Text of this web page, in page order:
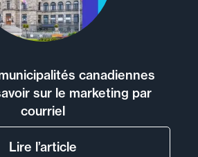
canadiennes
sur le marketing par
courriel
Lire l’article